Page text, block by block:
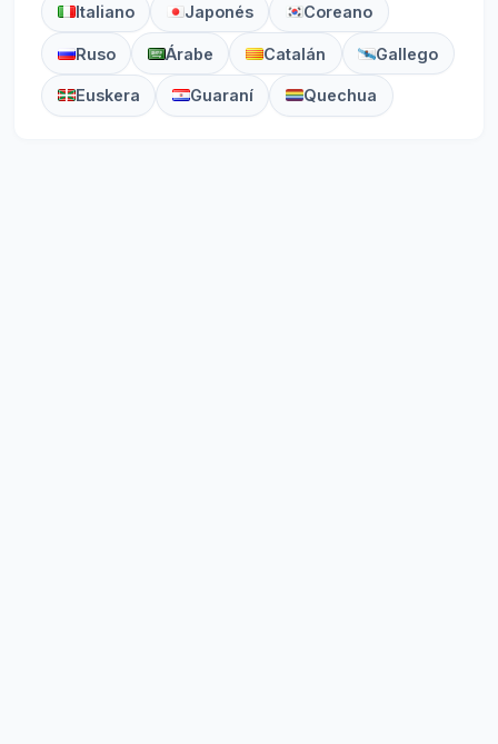
Italiano Japonés Coreano
Ruso Árabe Catalán Gallego
Euskera Guaraní Quechua